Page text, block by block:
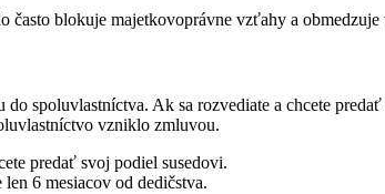
často blokuje majetkovoprávne vzťahy a obmedzuje
spoluvlastníctva. Ak sa rozvediate a chcete
vzniklo zmluvou.
predať svoj podiel susedovi.
6 mesiacov od dedičstva.